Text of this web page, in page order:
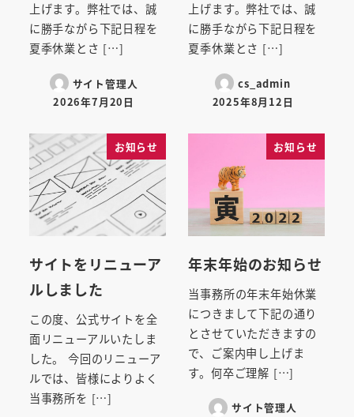
上げます。弊社では、誠
に勝手ながら下記日程を
夏季休業とさ […]
サイト管理人
投稿日
2026年7月20日
上げます。弊社では、誠
に勝手ながら下記日程を
夏季休業とさ […]
cs_admin
投稿日
2025年8月12日
お知らせ
サイトをリニューア
ルしました
この度、公式サイトを全
面リニューアルいたしま
した。 今回のリニューア
ルでは、皆様によりよく
当事務所を […]
お知らせ
年末年始のお知らせ
当事務所の年末年始休業
につきまして下記の通り
とさせていただきますの
で、ご案内申し上げま
す。何卒ご理解 […]
サイト管理人